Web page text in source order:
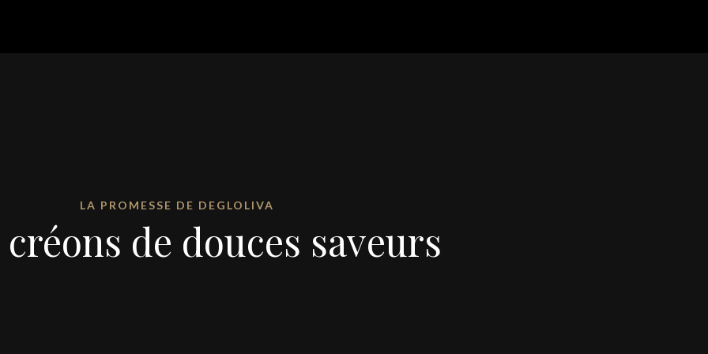
LA PROMESSE DE DEGLOLIVA
de douces saveurs